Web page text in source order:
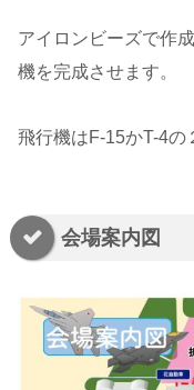
アイロンビーズで作
機を完成させます。
飛行機はF-15かT-4の
会場案内図